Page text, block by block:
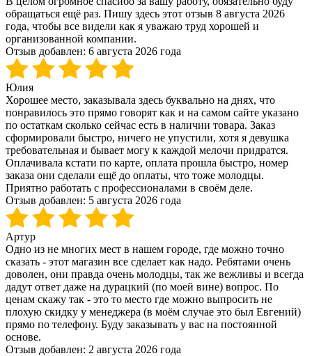
обращаться ещё раз. Пишу здесь этот отзыв 8 августа 2026
года, чтобы все видели как я уважаю труд хорошей и
организованной компании.
Отзыв добавлен: 6 августа 2026 года
Юлия
Хорошее место, заказывала здесь буквально на днях, что
понравилось это прямо говорят как и на самом сайте указано
по остаткам сколько сейчас есть в наличии товара. Заказ
сформировали быстро, ничего не упустили, хотя я девушка
требовательная и бывает могу к каждой мелочи придратся.
Оплачивала кстати по карте, оплата прошла быстро, номер
заказа они сделали ещё до оплаты, что тоже молодцы.
Приятно работать с профессионалами в своём деле.
Отзыв добавлен: 5 августа 2026 года
Артур
Одно из не многих мест в нашем городе, где можно точно
сказать - этот магазин все сделает как надо. Ребятами очень
доволен, они правда очень молодцы, так же вежливы и всегда
дадут ответ даже на дурацкий (по моей вине) вопрос. По
ценам скажу так - это то место где можно выпросить не
плохую скидку у менеджера (в моём случае это был Евгений)
прямо по телефону. Буду заказывать у вас на постоянной
основе.
Отзыв добавлен: 2 августа 2026 года